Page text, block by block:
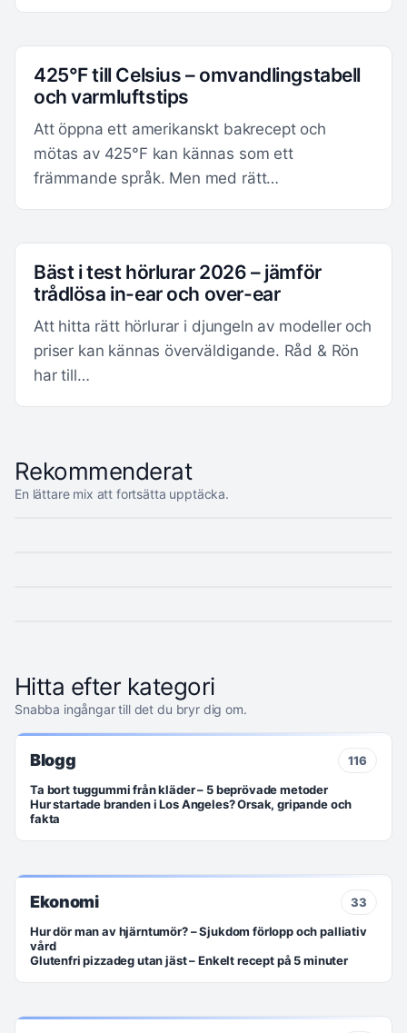
425°F till Celsius – omvandlingstabell
och varmluftstips
Att öppna ett amerikanskt bakrecept och
mötas av 425°F kan kännas som ett
främmande språk. Men med rätt…
Bäst i test hörlurar 2026 – jämför
trådlösa in-ear och over-ear
Att hitta rätt hörlurar i djungeln av modeller och
priser kan kännas överväldigande. Råd & Rön
har till…
Rekommenderat
En lättare mix att fortsätta upptäcka.
Fifty Shades-serien – ordning, streaming och fakta
Hitta efter kategori
Snabba ingångar till det du bryr dig om.
Blogg
116
Ta bort tuggummi från kläder – 5 beprövade metoder
Hur startade branden i Los Angeles? Orsak, gripande och
fakta
Ekonomi
33
Hur dör man av hjärntumör? – Sjukdom förlopp och palliativ
vård
Glutenfri pizzadeg utan jäst – Enkelt recept på 5 minuter